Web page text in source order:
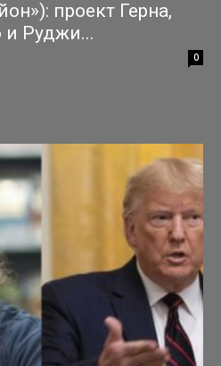
проект Герна,
и Руджи...
0